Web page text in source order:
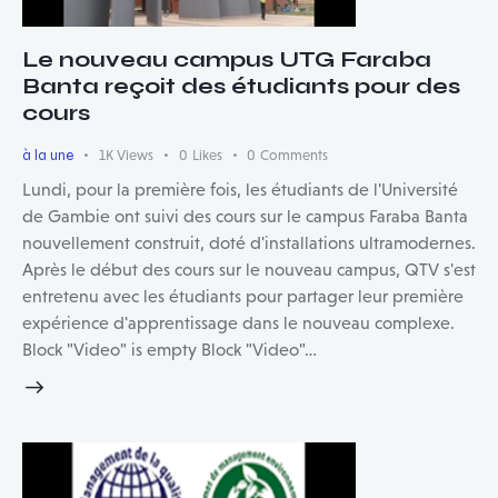
Le nouveau campus UTG Faraba
Banta reçoit des étudiants pour des
cours
à la une 1K Views 0 Likes 0 Comments
Lundi, pour la première fois, les étudiants de l'Université
de Gambie ont suivi des cours sur le campus Faraba Banta
nouvellement construit, doté d'installations ultramodernes.
Après le début des cours sur le nouveau campus, QTV s'est
entretenu avec les étudiants pour partager leur première
expérience d'apprentissage dans le nouveau complexe.
Block "Video" is empty Block "Video"…